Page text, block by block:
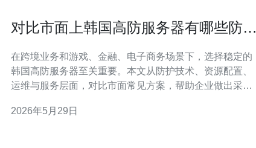
对比市面上韩国高防服务器有哪些防护
在跨境业务和游戏、金融、电子商务场景下，选择稳定的
韩国高防服务器至关重要。本文从防护技术、资源配置、
运维与服务层面，对比市面常见方案，帮助企业做出采购
的服务器或VPS，结合清洗中心、流量调度与硬件防火墙
2026年5月29日